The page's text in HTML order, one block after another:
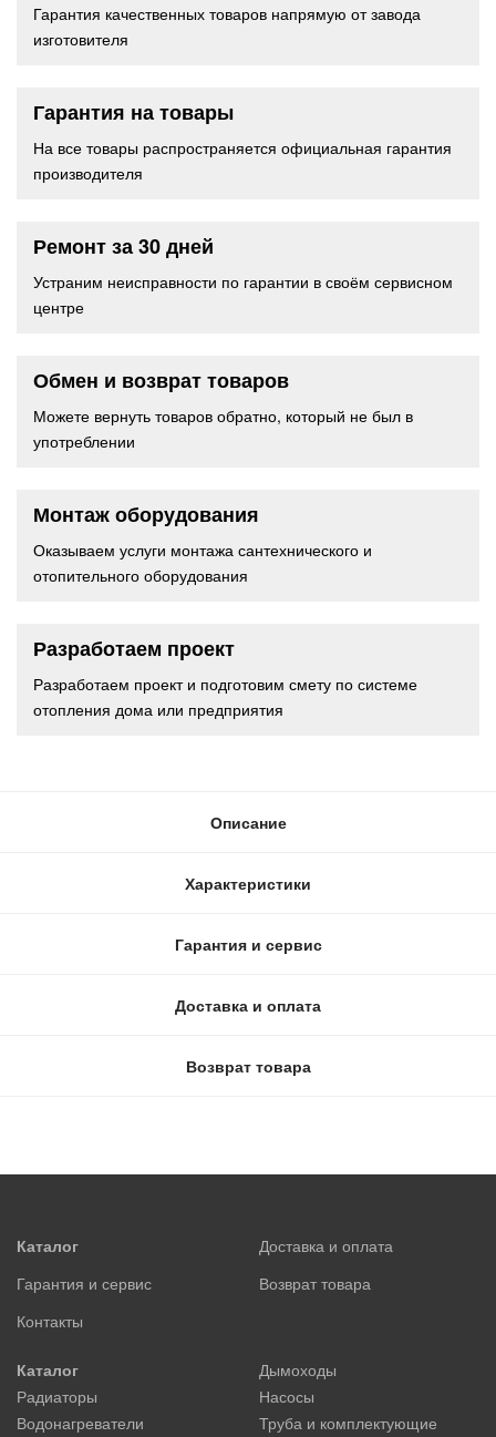
Гарантия качественных товаров напрямую от завода
изготовителя
Гарантия на товары
На все товары распространяется официальная гарантия
производителя
Ремонт за 30 дней
Устраним неисправности по гарантии в своём сервисном
центре
Обмен и возврат товаров
Можете вернуть товаров обратно, который не был в
употреблении
Монтаж оборудования
Оказываем услуги монтажа сантехнического и
отопительного оборудования
Разработаем проект
Разработаем проект и подготовим смету по системе
отопления дома или предприятия
Описание
Характеристики
Гарантия и сервис
Доставка и оплата
Возврат товара
Каталог
Доставка и оплата
Гарантия и сервис
Возврат товара
Контакты
Каталог
Дымоходы
Радиаторы
Насосы
Водонагреватели
Труба и комплектующие